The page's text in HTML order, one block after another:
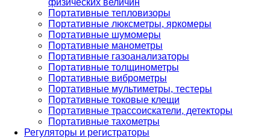
Портативные тепловизоры
Портативные люксметры, яркомеры
Портативные шумомеры
Портативные манометры
Портативные газоанализаторы
Портативные толщинометры
Портативные виброметры
Портативные мультиметры, тестеры
Портативные токовые клещи
Портативные трассоискатели, детекторы
Портативные тахометры
Регуляторы и регистраторы